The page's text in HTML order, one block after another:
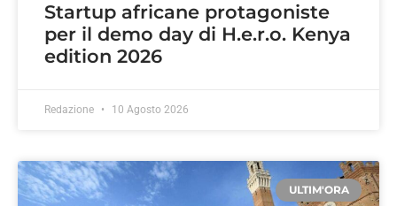
Startup africane protagoniste
per il demo day di H.e.r.o. Kenya
edition 2026
Redazione 10 Agosto 2026
ULTIM'ORA